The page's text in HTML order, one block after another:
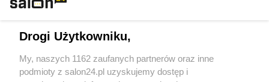
Sport
Społeczeństwo
Drogi Użytkowniku,
My, naszych 1162 zaufanych partnerów oraz inne
podmioty z salon24.pl uzyskujemy dostęp i